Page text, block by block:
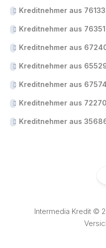
Kreditnehmer aus
Kreditnehmer aus
Kreditnehmer aus
Kreditnehmer aus
Kreditnehmer aus
Kreditnehmer aus
Kreditnehmer aus
Intermedia Kredit ©